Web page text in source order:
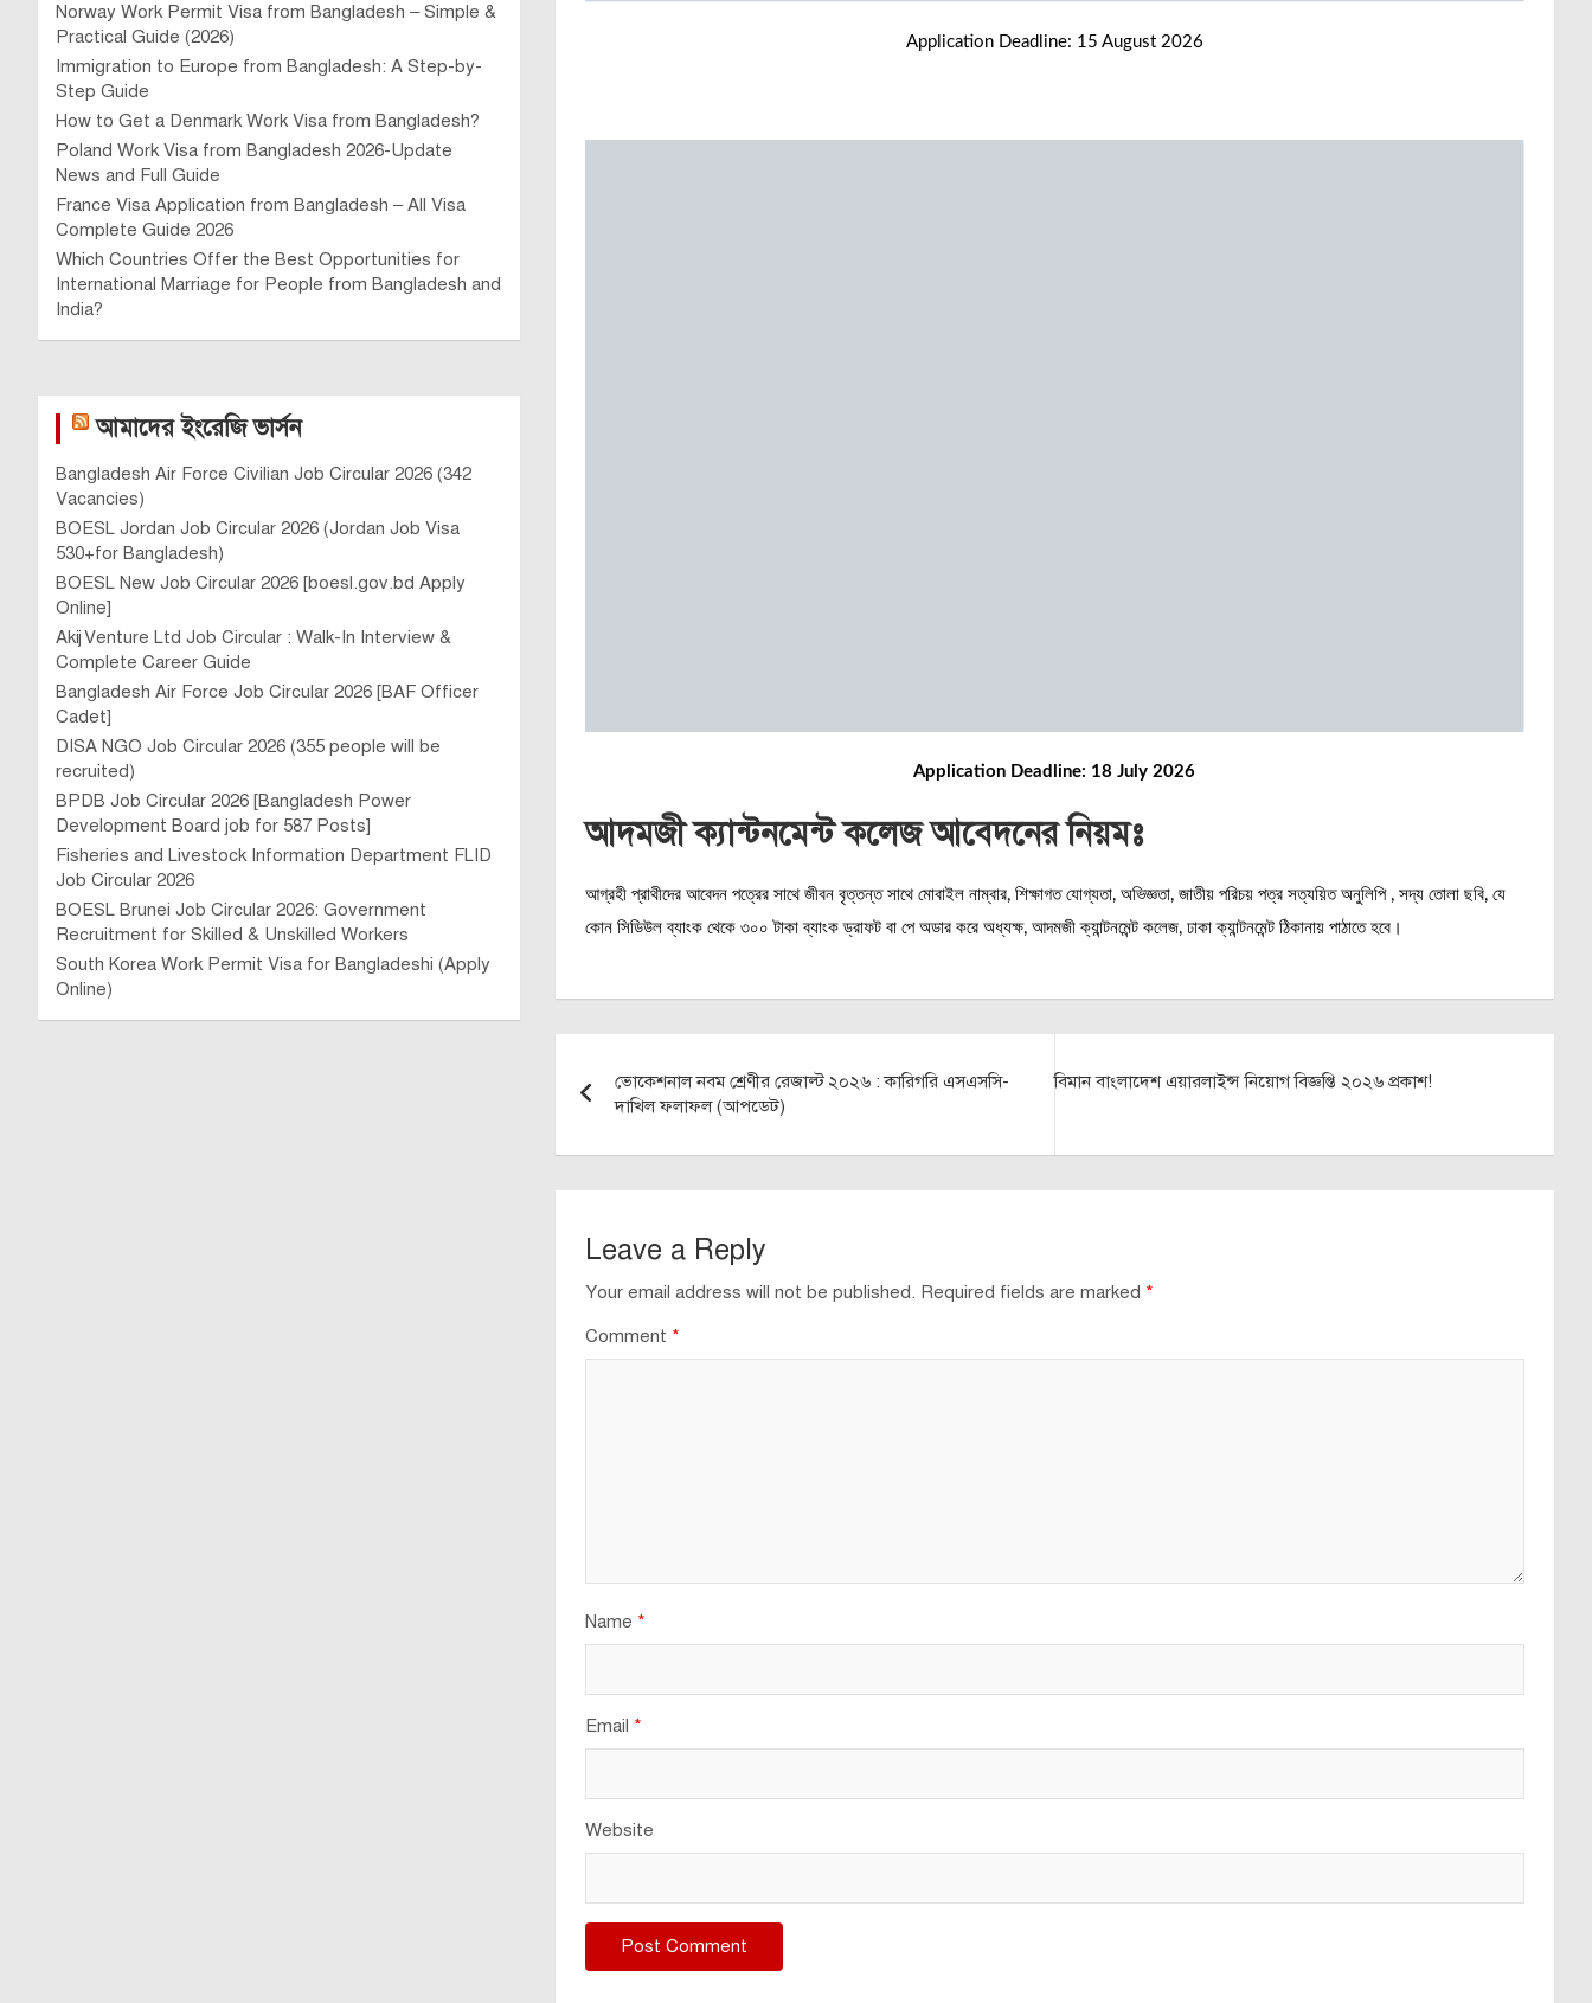
Application Deadline: 15 August 2026
Application Deadline: 18 July 2026
আদমজী ক্যান্টনমেন্ট কলেজ আবেদনের নিয়মঃ
আগ্রহী প্রাথীদের আবেদন পত্রের সাথে জীবন বৃত্তন্ত সাথে মোবাইল নাম্বার, শিক্ষাগত যোগ্যতা, অভিজ্ঞতা, জাতীয় পরিচয় পত্র সত্যয়িত অনুলিপি , সদ্য তোলা ছবি, যে
কোন সিডিউল ব্যাংক থেকে ৩০০ টাকা ব্যাংক ড্রাফট বা পে অডার করে অধ্যক্ষ, আদমজী ক্যান্টনমেন্ট কলেজ, ঢাকা ক্যান্টনমেন্ট ঠিকানায় পাঠাতে হবে।
navigation
ভোকেশনাল নবম শ্রেণীর রেজাল্ট ২০২৬ : কারিগরি এসএসসি-
দাখিল ফলাফল (আপডেট)
বিমান বাংলাদেশ এয়ারলাইন্স নিয়োগ বিজ্ঞপ্তি ২০২৬ প্রকাশ!
Leave a Reply
Your email address will not be published. Required fields are marked *
Comment *
Name *
Email *
Website
Norway Work Permit Visa from Bangladesh – Simple &
Practical Guide (2026)
Immigration to Europe from Bangladesh: A Step-by-
Step Guide
How to Get a Denmark Work Visa from Bangladesh?
Poland Work Visa from Bangladesh 2026-Update
News and Full Guide
France Visa Application from Bangladesh – All Visa
Complete Guide 2026
Which Countries Offer the Best Opportunities for
International Marriage for People from Bangladesh and
India?
আমাদের ইংরেজি ভার্সন
Bangladesh Air Force Civilian Job Circular 2026 (342
Vacancies)
BOESL Jordan Job Circular 2026 (Jordan Job Visa
530+for Bangladesh)
BOESL New Job Circular 2026 [boesl.gov.bd Apply
Online]
Akij Venture Ltd Job Circular : Walk-In Interview &
Complete Career Guide
Bangladesh Air Force Job Circular 2026 [BAF Officer
Cadet]
DISA NGO Job Circular 2026 (355 people will be
recruited)
BPDB Job Circular 2026 [Bangladesh Power
Development Board job for 587 Posts]
Fisheries and Livestock Information Department FLID
Job Circular 2026
BOESL Brunei Job Circular 2026: Government
Recruitment for Skilled & Unskilled Workers
South Korea Work Permit Visa for Bangladeshi (Apply
Online)